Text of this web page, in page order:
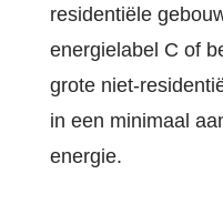
residentiële
energielabel C of
grote niet-
in een minimaal
energie.